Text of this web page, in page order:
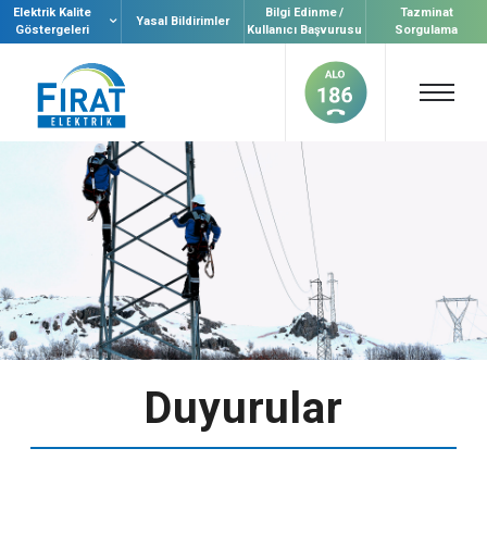
Elektrik Kalite
Göstergeleri
Yasal Bildirimler
Bilgi Edinme /
Kullanıcı Başvurusu
Tazminat
Sorgulama
Duyurular